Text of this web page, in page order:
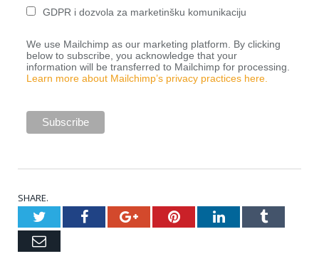
GDPR i dozvola za marketinšku komunikaciju
We use Mailchimp as our marketing platform. By clicking
below to subscribe, you acknowledge that your
information will be transferred to Mailchimp for processing.
Learn more about Mailchimp’s privacy practices here.
SHARE.
TwitterFacebookGoogle+PinterestLinkedInTumblr
Email